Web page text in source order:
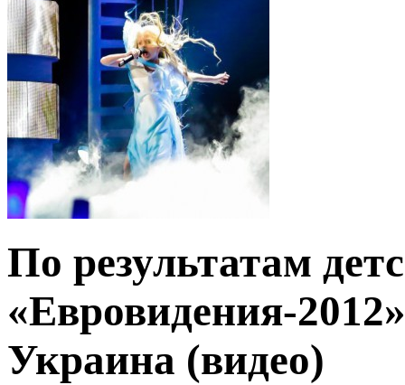
По результатам
«Евровидения-
Украина (видео)